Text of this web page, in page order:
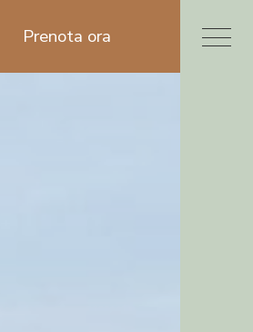
Prenota ora Menu